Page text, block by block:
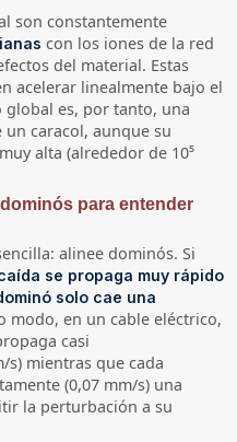
son constantemente
con los iones de la red
del material. Estas
acelerar linealmente bajo el
global es, por tanto, una
caracol, aunque su
alta (alrededor de 10⁵
para entender
alinee dominós. Si
se propaga muy rápido
solo cae una
modo, en un cable eléctrico,
casi
s) mientras que cada
(0,07 mm/s) una
la perturbación a su